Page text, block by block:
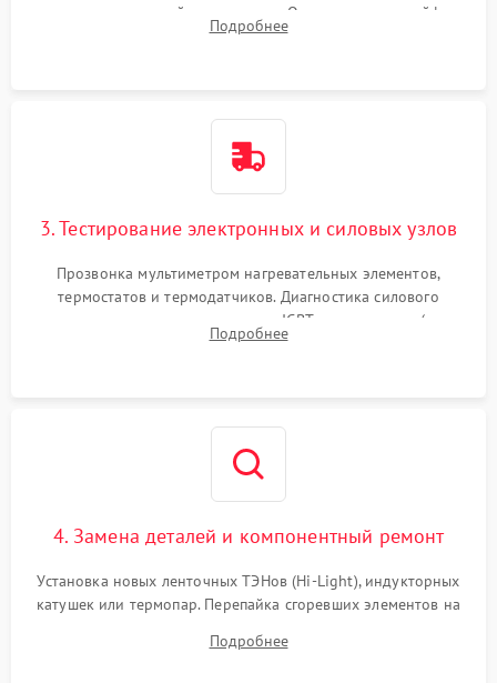
стеклокерамической поверхности. Отсоединение шлейфов
сенсорного блока для доступа к силовым платам, катушкам
Подробнее
3. Тестирование электронных и силовых узлов
Прозвонка мультиметром нагревательных элементов,
термостатов и термодатчиков. Диагностика силового
модуля, реле, диодных мостов и IGBT-транзисторов (для
индукции). Проверка кранов и газ-контроля (для газовых
Подробнее
4. Замена деталей и компонентный ремонт
Установка новых ленточных ТЭНов (Hi-Light), индукторных
катушек или термопар. Перепайка сгоревших элементов на
дорожек. Очистка контактов и замена поврежденной
Подробнее